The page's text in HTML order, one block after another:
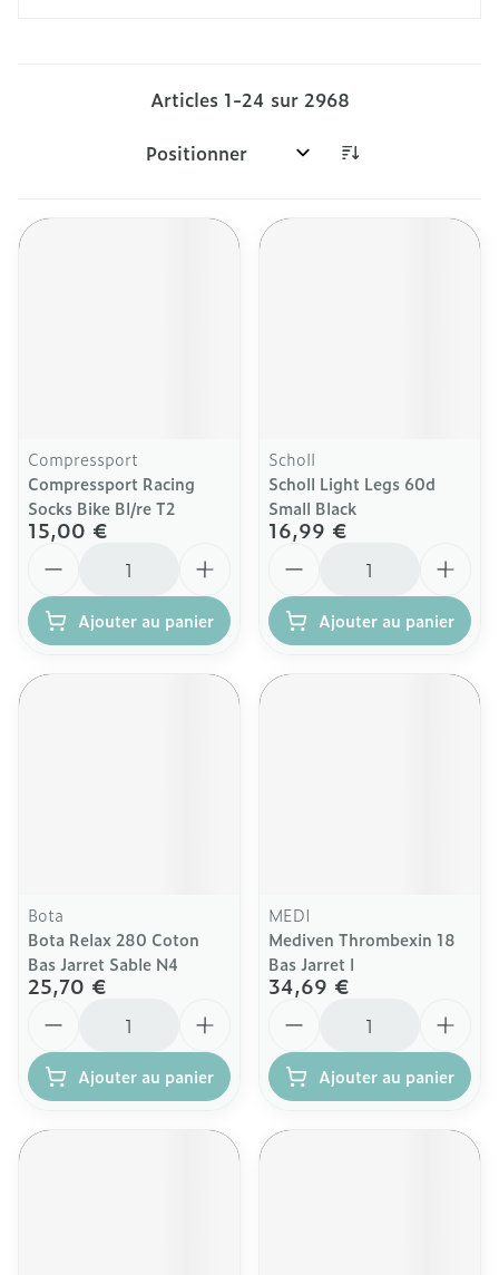
Articles 1-24 sur 2968
Trier par:
Compressport
Compressport Racing
Socks Bike Bl/re T2
15,00 €
Ajouter au panier
Scholl
Scholl Light Legs 60d
Small Black
16,99 €
Ajouter au panier
Bota
Bota Relax 280 Coton
Bas Jarret Sable N4
25,70 €
Ajouter au panier
MEDI
Mediven Thrombexin 18
Bas Jarret l
34,69 €
Ajouter au panier